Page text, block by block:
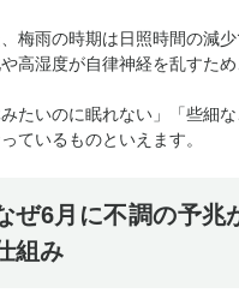
、梅雨の時期は日照時間の減
高湿度が自律神経を乱すた
みたいのに眠れない」「些細
ているものといえます。
ぜ6月に不調の予兆
組み